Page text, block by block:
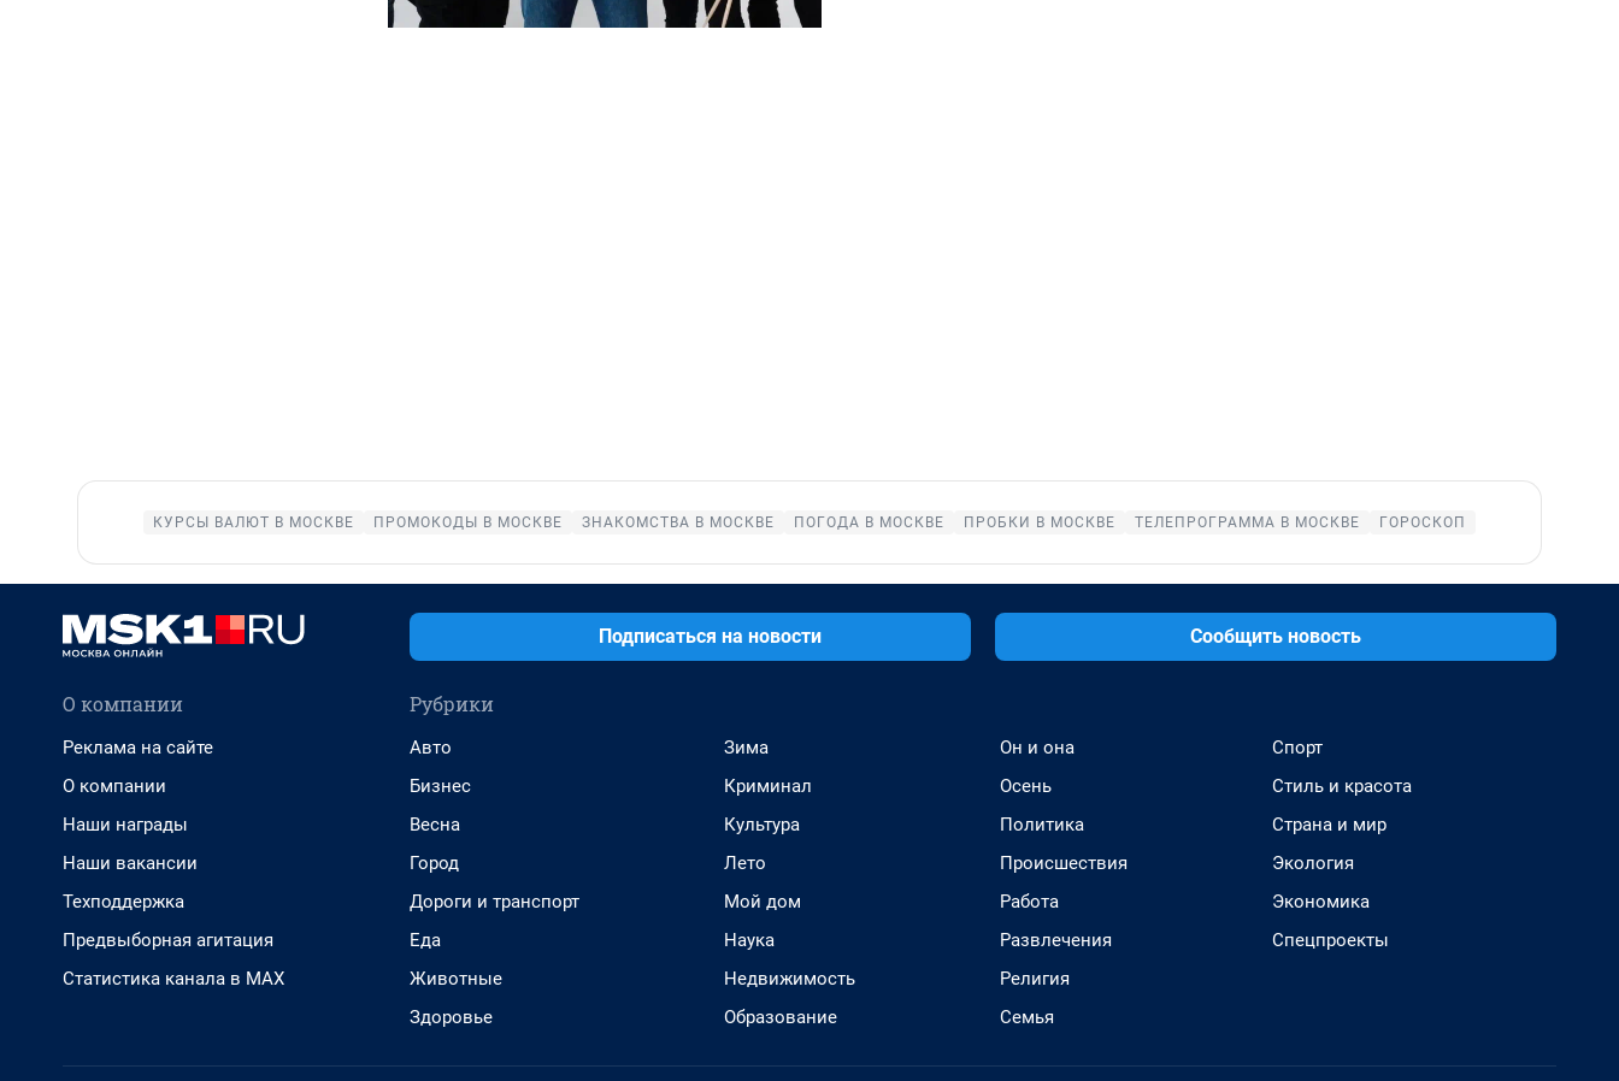
КУРСЫ ВАЛЮТ В МОСКВЕ ПРОМОКОДЫ В МОСКВЕ ЗНАКОМСТВА В МОСКВЕ ПОГОДА В МОСКВЕ ПРОБКИ В МОСКВЕ ТЕЛЕПРОГРАММА В МОСКВЕ ГОРОСКОП
Подписаться на новости Сообщить новость
О компании
Реклама на сайте
О компании
Наши награды
Наши вакансии
Техподдержка
Предвыборная агитация
Статистика канала в MAX
Рубрики
Авто
Бизнес
Весна
Город
Дороги и транспорт
Еда
Животные
Здоровье
Зима
Криминал
Культура
Лето
Мой дом
Наука
Недвижимость
Образование
Он и она
Осень
Политика
Происшествия
Работа
Развлечения
Религия
Семья
Спорт
Стиль и красота
Страна и мир
Экология
Экономика
Спецпроекты